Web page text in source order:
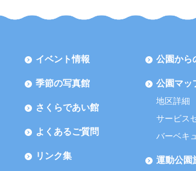
イベント情報
季節の写真館
さくらであい館
よくあるご質問
リンク集
公園から
公園マッ
地区詳細
サービス
バーベキ
運動公園